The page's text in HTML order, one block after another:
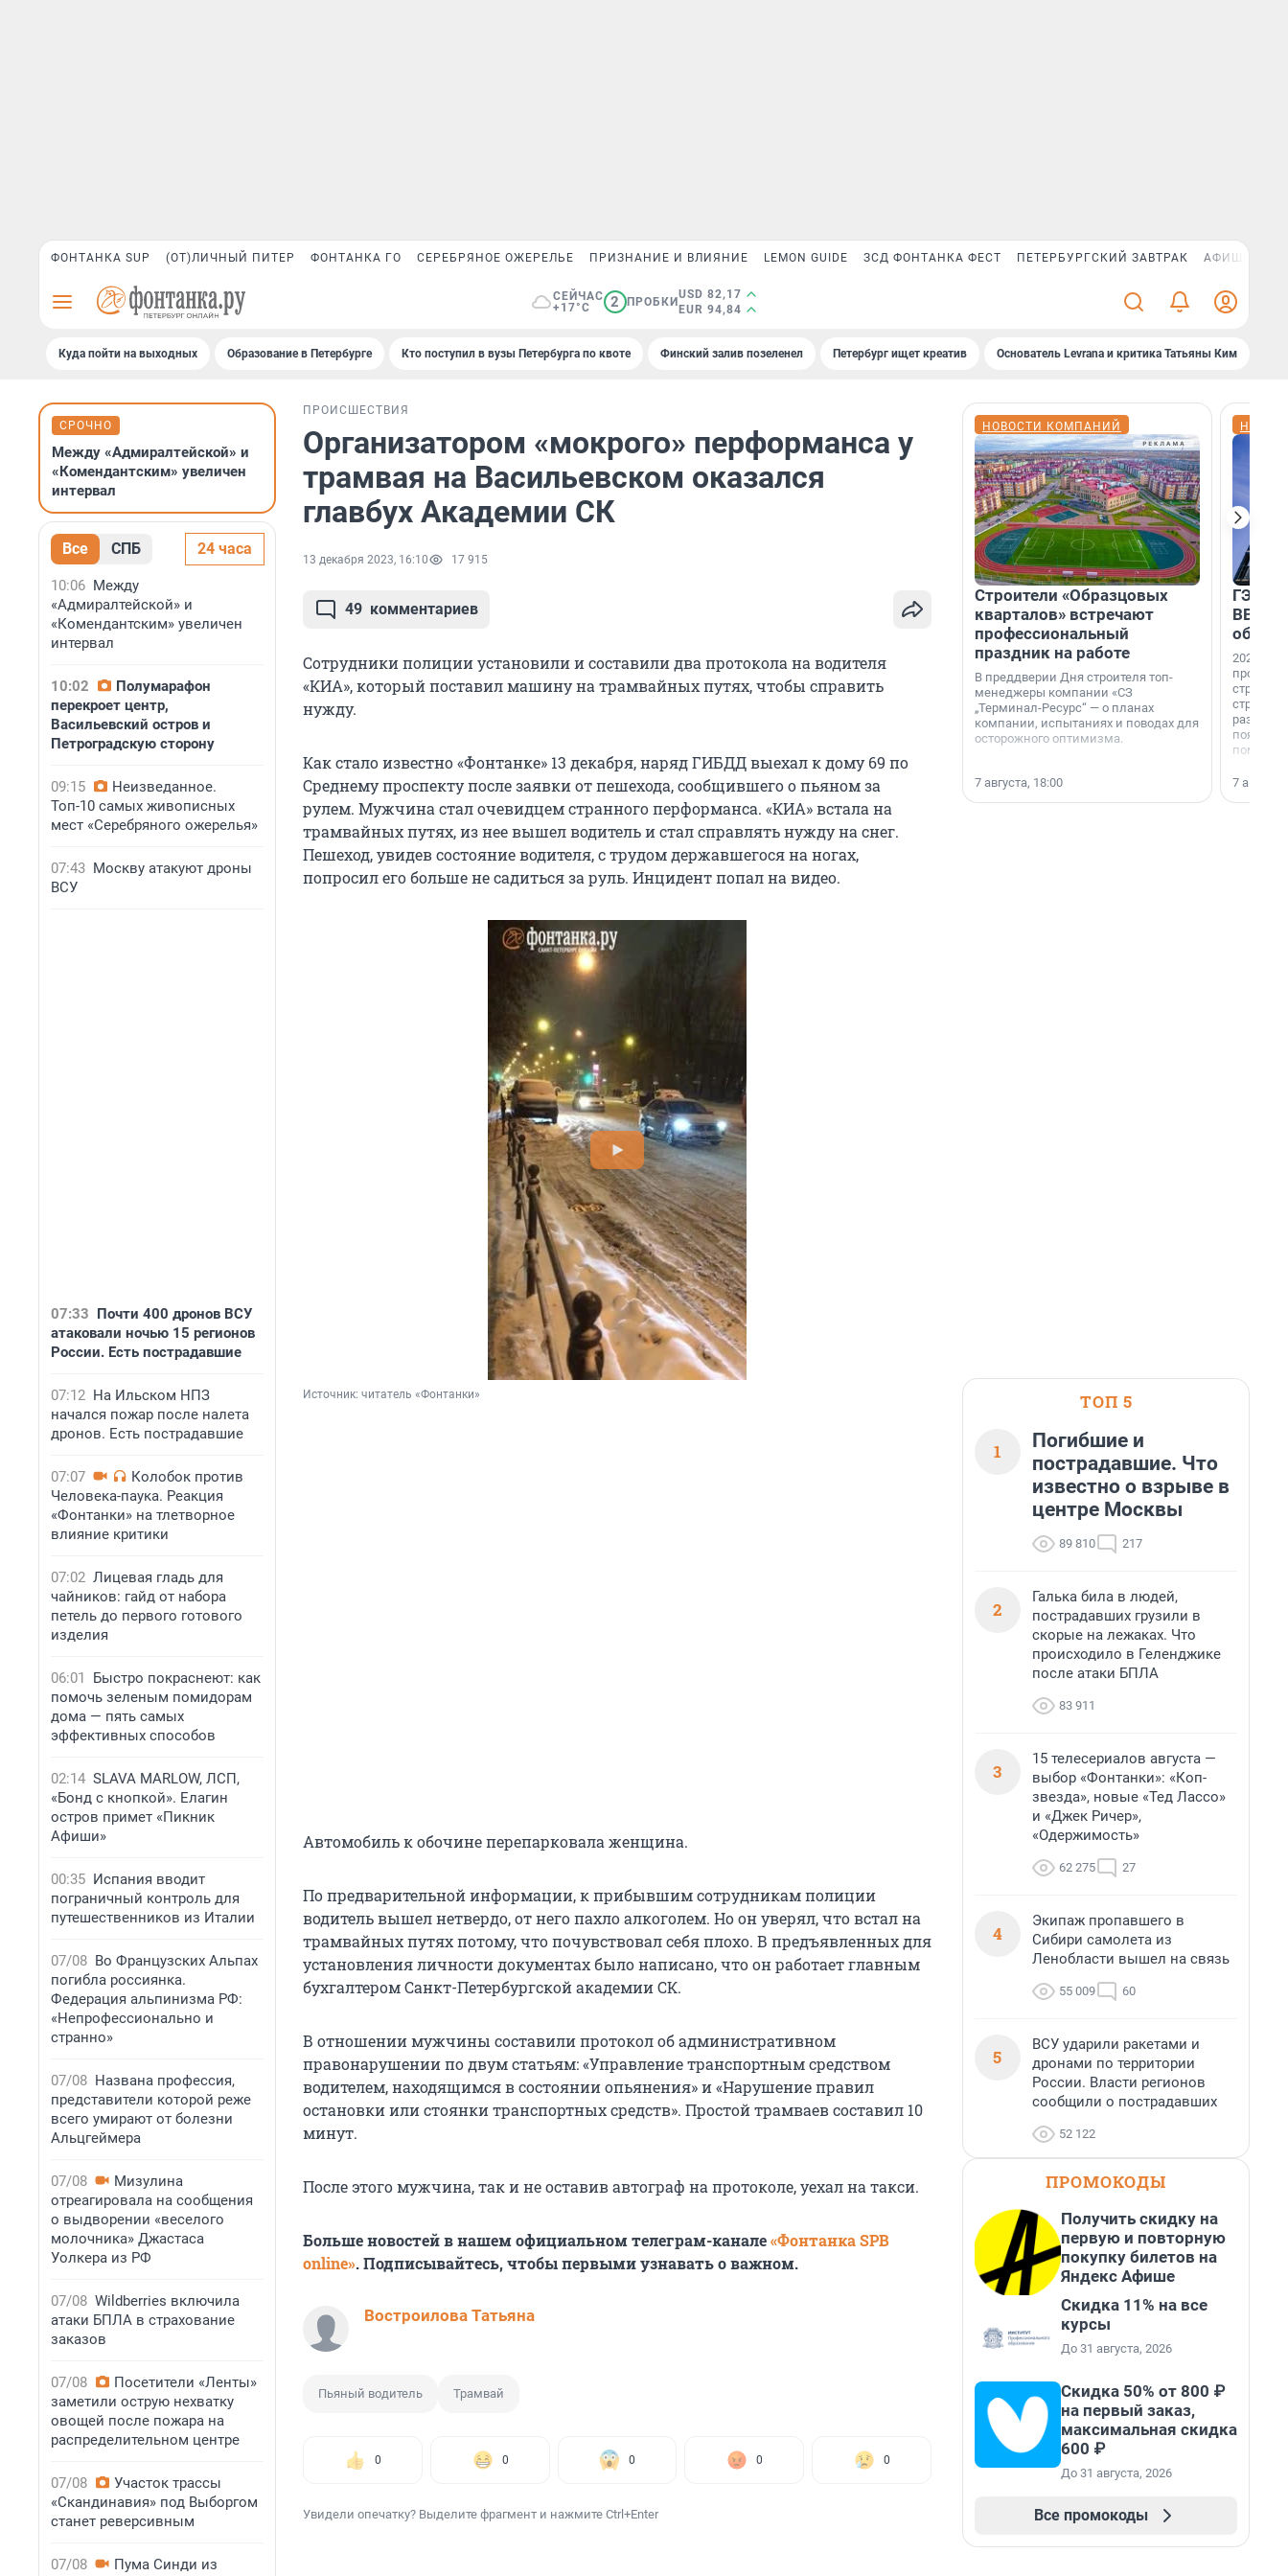
ФОНТАНКА SUP (ОТ)ЛИЧНЫЙ ПИТЕР ФОНТАНКА ГО СЕРЕБРЯНОЕ ОЖЕРЕЛЬЕ ПРИЗНАНИЕ И ВЛИЯНИЕ LEMON GUIDE ЗСД ФОНТАНКА ФЕСТ ПЕТЕРБУРГСКИЙ ЗАВТРАК АФИША PLUS
СЕЙЧАС
+17°C
2 ПРОБКИ
USD 82,17
EUR 94,84
Куда пойти на выходных Образование в Петербурге Кто поступил в вузы Петербурга по квоте Финский залив позеленел Петербург ищет креатив Основатель Levrana и критика Татьяны Ким
СРОЧНО
Между «Адмиралтейской» и
«Комендантским» увеличен
интервал
Все СПБ 24 часа
10:06 Между
«Адмиралтейской» и
«Комендантским» увеличен
интервал
10:02
Полумарафон
перекроет центр,
Васильевский остров и
Петроградскую сторону
09:15
Неизведанное.
Топ-10 самых живописных
мест «Серебряного ожерелья»
07:43 Москву атакуют дроны
ВСУ
07:33 Почти 400 дронов ВСУ
атаковали ночью 15 регионов
России. Есть пострадавшие
07:12 На Ильском НПЗ
начался пожар после налета
дронов. Есть пострадавшие
07:07
Колобок против
Человека-паука. Реакция
«Фонтанки» на тлетворное
влияние критики
07:02 Лицевая гладь для
чайников: гайд от набора
петель до первого готового
изделия
06:01
Быстро покраснеют: как
помочь зеленым помидорам
дома — пять самых
эффективных способов
02:14 SLAVA MARLOW, ЛСП,
«Бонд с кнопкой». Елагин
остров примет «Пикник
Афиши»
00:35 Испания вводит
пограничный контроль для
путешественников из Италии
07/08 Во Французских Альпах
погибла россиянка.
Федерация альпинизма РФ:
«Непрофессионально и
странно»
07/08 Названа профессия,
представители которой реже
всего умирают от болезни
Альцгеймера
07/08
Мизулина
отреагировала на сообщения
о выдворении «веселого
молочника» Джастаса
Уолкера из РФ
07/08 Wildberries включила
атаки БПЛА в страхование
заказов
07/08
Посетители «Ленты»
заметили острую нехватку
овощей после пожара на
распределительном центре
07/08
Участок трассы
«Скандинавия» под Выборгом
станет реверсивным
07/08
Пума Синди из
ПРОИСШЕСТВИЯ
Организатором «мокрого» перформанса у
трамвая на Васильевском оказался
главбух Академии СК
13 декабря 2023, 16:10 17 915
49 комментариев
Сотрудники полиции установили и составили два протокола на водителя
«КИА», который поставил машину на трамвайных путях, чтобы справить
нужду.
Как стало известно «Фонтанке» 13 декабря, наряд ГИБДД выехал к дому 69 по
Среднему проспекту после заявки от пешехода, сообщившего о пьяном за
рулем. Мужчина стал очевидцем странного перформанса. «КИА» встала на
трамвайных путях, из нее вышел водитель и стал справлять нужду на снег.
Пешеход, увидев состояние водителя, с трудом державшегося на ногах,
попросил его больше не садиться за руль. Инцидент попал на видео.
Источник: читатель «Фонтанки»
Автомобиль к обочине перепарковала женщина.
По предварительной информации, к прибывшим сотрудникам полиции
водитель вышел нетвердо, от него пахло алкоголем. Но он уверял, что встал на
трамвайных путях потому, что почувствовал себя плохо. В предъявленных для
установления личности документах было написано, что он работает главным
бухгалтером Санкт-Петербургской академии СК.
В отношении мужчины составили протокол об административном
правонарушении по двум статьям: «Управление транспортным средством
водителем, находящимся в состоянии опьянения» и «Нарушение правил
остановки или стоянки транспортных средств». Простой трамваев составил 10
минут.
После этого мужчина, так и не оставив автограф на протоколе, уехал на такси.
Больше новостей в нашем официальном телеграм-канале«Фонтанка SPB
online». Подписывайтесь, чтобы первыми узнавать о важном.
Востроилова Татьяна
Пьяный водитель Трамвай
0 0 0 0 0
Увидели опечатку? Выделите фрагмент и нажмите Ctrl+Enter
НОВОСТИ КОМПАНИЙ
Строители «Образцовых
кварталов» встречают
профессиональный
праздник на работе
В преддверии Дня строителя топ-
менеджеры компании «СЗ
„Терминал-Ресурс“ — о планах
компании, испытаниях и поводах для
осторожного оптимизма.
7 августа, 18:00
ГЭС,
ВВП: в
об
2026-й —
раз. В
7
ТОП 5
1
Погибшие и
пострадавшие. Что
известно о взрыве в
центре Москвы
89 810 217
2
Галька била в людей,
пострадавших грузили в
скорые на лежаках. Что
происходило в Геленджике
после атаки БПЛА
83 911
3
15 телесериалов августа —
выбор «Фонтанки»: «Коп-
звезда», новые «Тед Лассо»
и «Джек Ричер»,
«Одержимость»
62 275 27
4
Экипаж пропавшего в
Сибири самолета из
Ленобласти вышел на связь
55 009 60
5
ВСУ ударили ракетами и
дронами по территории
России. Власти регионов
сообщили о пострадавших
52 122
ПРОМОКОДЫ
Получить скидку на
первую и повторную
покупку билетов на
Яндекс Афише
Скидка 11% на все
курсы
До 31 августа, 2026
Скидка 50% от 800 ₽
на первый заказ,
максимальная скидка
600 ₽
До 31 августа, 2026
Все промокоды